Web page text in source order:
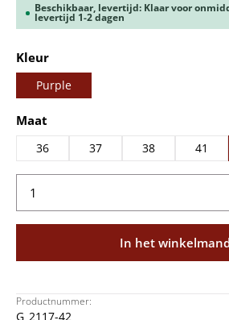
Beschikbaar, levertijd: Klaar voor
levertijd 1-2 dagen
Selecteer
Kleur
Purple
Selecteer
Maat
36 37 38 41
Producthoeveelheid: Voer de
In het
Productnummer:
G_2117-42